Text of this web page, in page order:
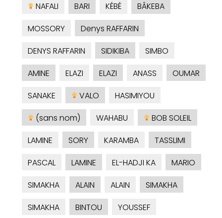
NAFALI
BARI KÉBÉ
BÂKEBA
MOSSORY
Denys RAFFARIN
DENYS RAFFARIN
SIDIKIBA
SIMBO
AMINE
ELAZI ELAZI ANASS
OUMAR
SANAKE
VALO
HASIMIYOU
(sans nom)
WAHABU
BOB SOLEIL
LAMINE
SORY KARAMBA
TASSLIMI
PASCAL
LAMINE EL-HADJI KA
MARIO
SIMAKHA
ALAIN ALAIN
SIMAKHA
SIMAKHA
BINTOU
YOUSSEF